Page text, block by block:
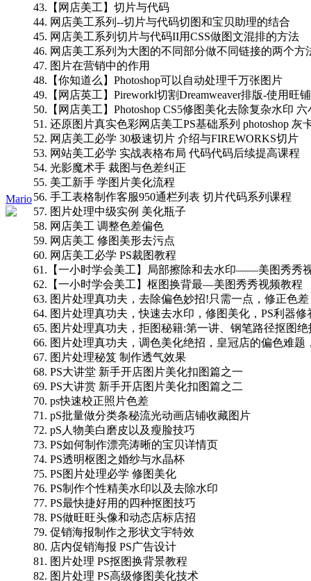
Mario
43.【网店美工】切片与代码
44. 网店美工系列--切片与代码切图和宝贝助理的结合
45. 网店美工系列切片与代码II用CSS做图文混排的方法
46. 网店美工系列为大图的不同部分做不同链接的两个方
47. 图片在营销中的作用
48.【你知道么】Photoshop可以自动处理千万张图片
49.【网店英工】Pireworkl切割Dreamweaver排版-使用旺
50.【网店美工】Photoshop CS5修图美化去除复杂水印
51. 还原图片真实色彩网店美工PS基础系列 photoshop 灰
52. 网店美工必学 30极速切片 介绍与FIREWORKS切片
53. 网站美工必学 实战表格布局 代码代码后续提高课程
54. 光影魔术手 裁图与色差纠正
55. 美工新手 学图片美化流程
56. 手工表格制作客服950通栏列表 切片代码系列课程
57. 图片处理中级实例 美化瓶子
58. 网店美工 调整色差偏色
59. 网店美工 修图美形去污点
60. 网店美工必学 PS裁图教程
61.【一小时学会美工】局部擦除和去水印——美图秀秀
62.【一小时学会美工】枢图换背最—美图秀秀视频教程
63. 图片处理真功夫，去除偏色妙招!只需一点，修正色
64. 图片处理真功夫，快速去水印，修图美化，PS利器修
65. 图片处理真功夫，拒图秘籍:第一讲、钢笔路径抠图绝
66. 图片处理真功夫，调色美化绝招，皇冠店的偏色难题
67. 图片处理秘笈 制作透气效果
68. PS大讲堂 新手开店图片美化扣图篇之一
69. PS大讲赏 新手开店图片美化扣图篇之二
70. ps快速校正照片色差
71. pS批量做分类条秘流光动画店铺收藏图片
72. pS人物美白磨皮以及瘦脸技巧
73. PS如何制作漂亮涛晰的宝贝详情页
74. PS透明枢图之婚纱与水晶杯
75. PS图片处理必学 修图美化
76. PS制作个性精美水印以及去除水印
77. PS最快捷好用的四种抠图技巧
78. PS做旺旺头像和动态店标店招
79. 促销海报制作之形状文宇特效
80. 店内促销海报 PS广告设计
81. 图片处理 PS抠图换背景教程
82. 图片处理 PS高级修图美化技术